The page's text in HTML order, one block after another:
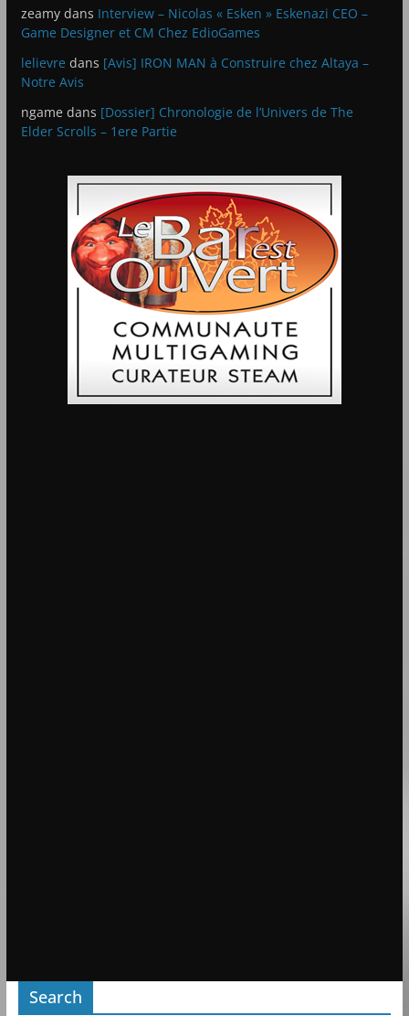
zeamydans Interview – Nicolas « Esken » Eskenazi CEO –
Game Designer et CM Chez EdioGames
lelievre dans [Avis] IRON MAN à Construire chez Altaya –
Notre Avis
ngame dans [Dossier] Chronologie de l’Univers de The
Elder Scrolls – 1ere Partie
Search